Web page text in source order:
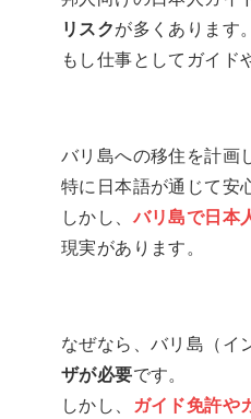
リスクが多くあります。
もし仕事としてガイド
バリ島への移住を計画
特に日本語が通じて安
しかし、バリ島で日本
現実があります。
なぜなら、バリ島（イ
ザが必要です。
しかし、 ガイド免許や